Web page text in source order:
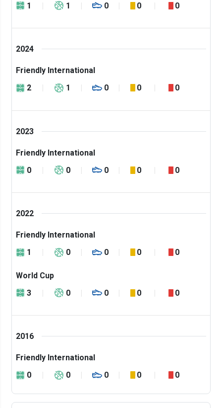
1
1 0 0 0
2024
Friendly International
2
1 0 0 0
2023
Friendly International
0
0 0 0 0
2022
Friendly International
1
0 0 0 0
World Cup
3
0 0 0 0
2016
Friendly International
0
0 0 0 0